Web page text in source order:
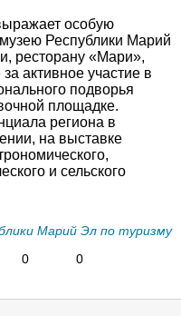
особую
Республики Марий
ресторану «Мари»,
активное участие в
подворья
площадке.
региона в
на выставке
и сельского
Марий Эл по туризму
0
0